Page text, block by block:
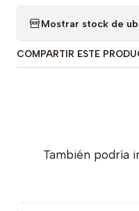
Mostrar stock de
COMPARTIR ESTE
También podría